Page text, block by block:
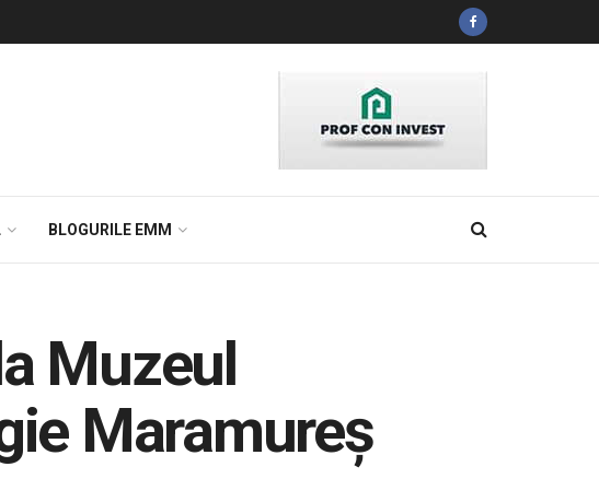
BLOGURILE EMM
Muzeul
Maramureș